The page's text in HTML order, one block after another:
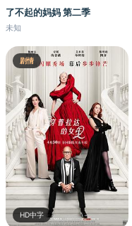
了不起的妈妈 第二季
未知
剧情
HD中字